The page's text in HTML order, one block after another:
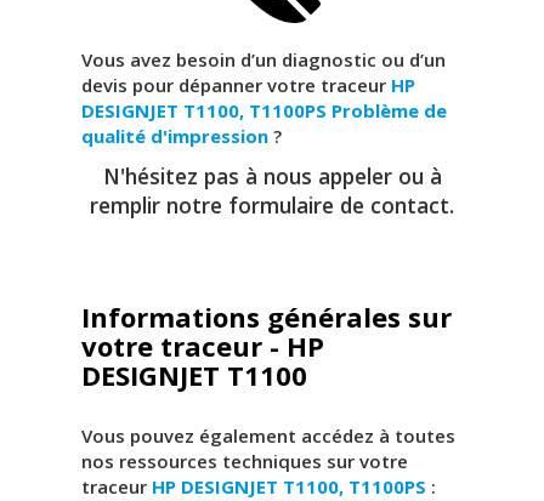
Vous avez besoin d’un diagnostic ou d’un
devis pour dépanner votre traceur HP
DESIGNJET T1100, T1100PS Problème de
qualité d'impression ?
N'hésitez pas à nous appeler ou à
remplir notre formulaire de contact.
Informations générales sur
votre traceur - HP
DESIGNJET T1100
Vous pouvez également accédez à toutes
nos ressources techniques sur votre
traceur HP DESIGNJET T1100, T1100PS :